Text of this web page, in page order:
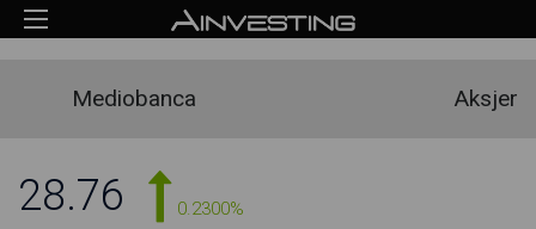
Mediobanca Aksjer
28.76 0.2300%